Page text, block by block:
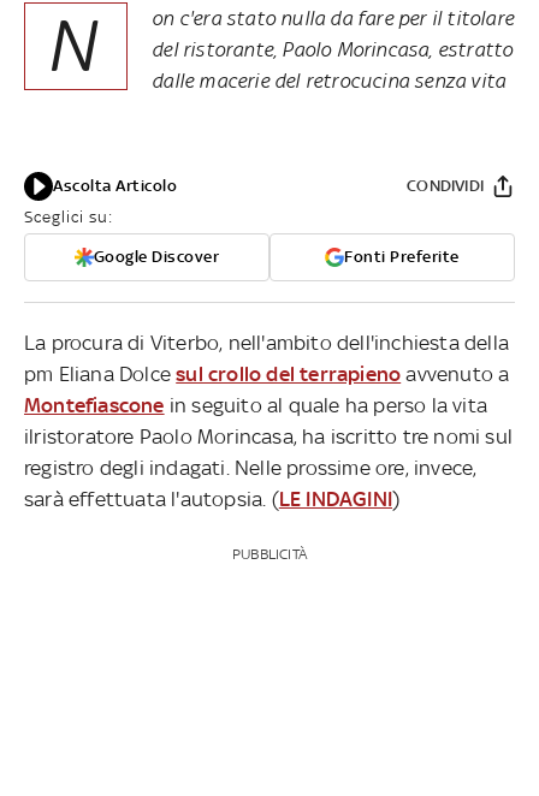
N
on c'era stato nulla da fare per il titolare
del ristorante, Paolo Morincasa, estratto
dalle macerie del retrocucina senza vita
Ascolta Articolo
Sceglici su:
Google Discover Fonti Preferite
CONDIVIDI
La procura di Viterbo, nell'ambito dell'inchiesta della
pm Eliana Dolcesul crollo del terrapieno avvenuto a
Montefiascone in seguito al quale ha perso la vita
ilristoratore Paolo Morincasa, ha iscritto tre nomi sul
registro degli indagati. Nelle prossime ore, invece,
sarà effettuata l'autopsia. (LE INDAGINI)
PUBBLICITÀ